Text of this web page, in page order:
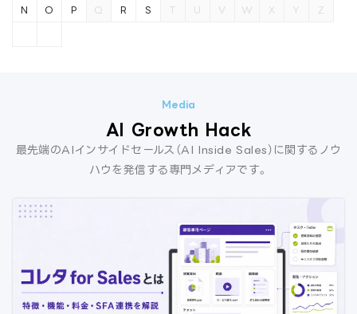
N O P Q R S T U V W X Y Z
AI Growth Hack
最先端のAIインサイドセールス（AI Inside Sales）に関するノウ
ハウを発信する専門メディアです。